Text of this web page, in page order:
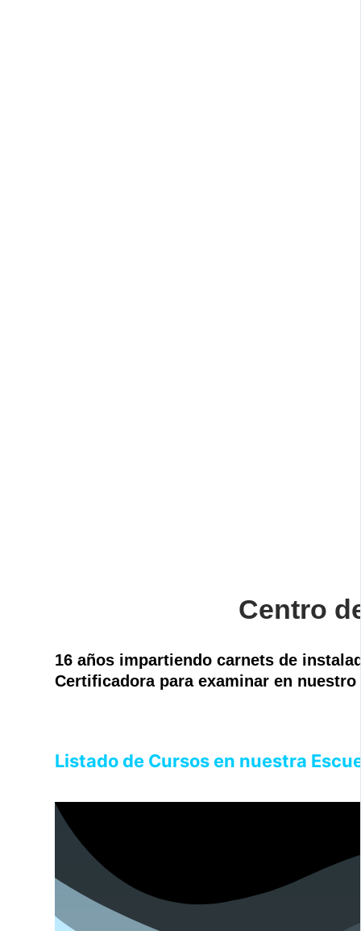
Centro
16 años impartiendo carnets de
Certificadora para examinar en
Listado de Cursos en nuestra